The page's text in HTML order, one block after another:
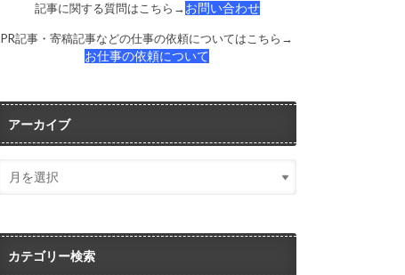
記事に関する質問はこちら→お問い合わせ
PR記事・寄稿記事などの仕事の依頼についてはこちら→
お仕事の依頼について
アーカイブ
カテゴリー検索